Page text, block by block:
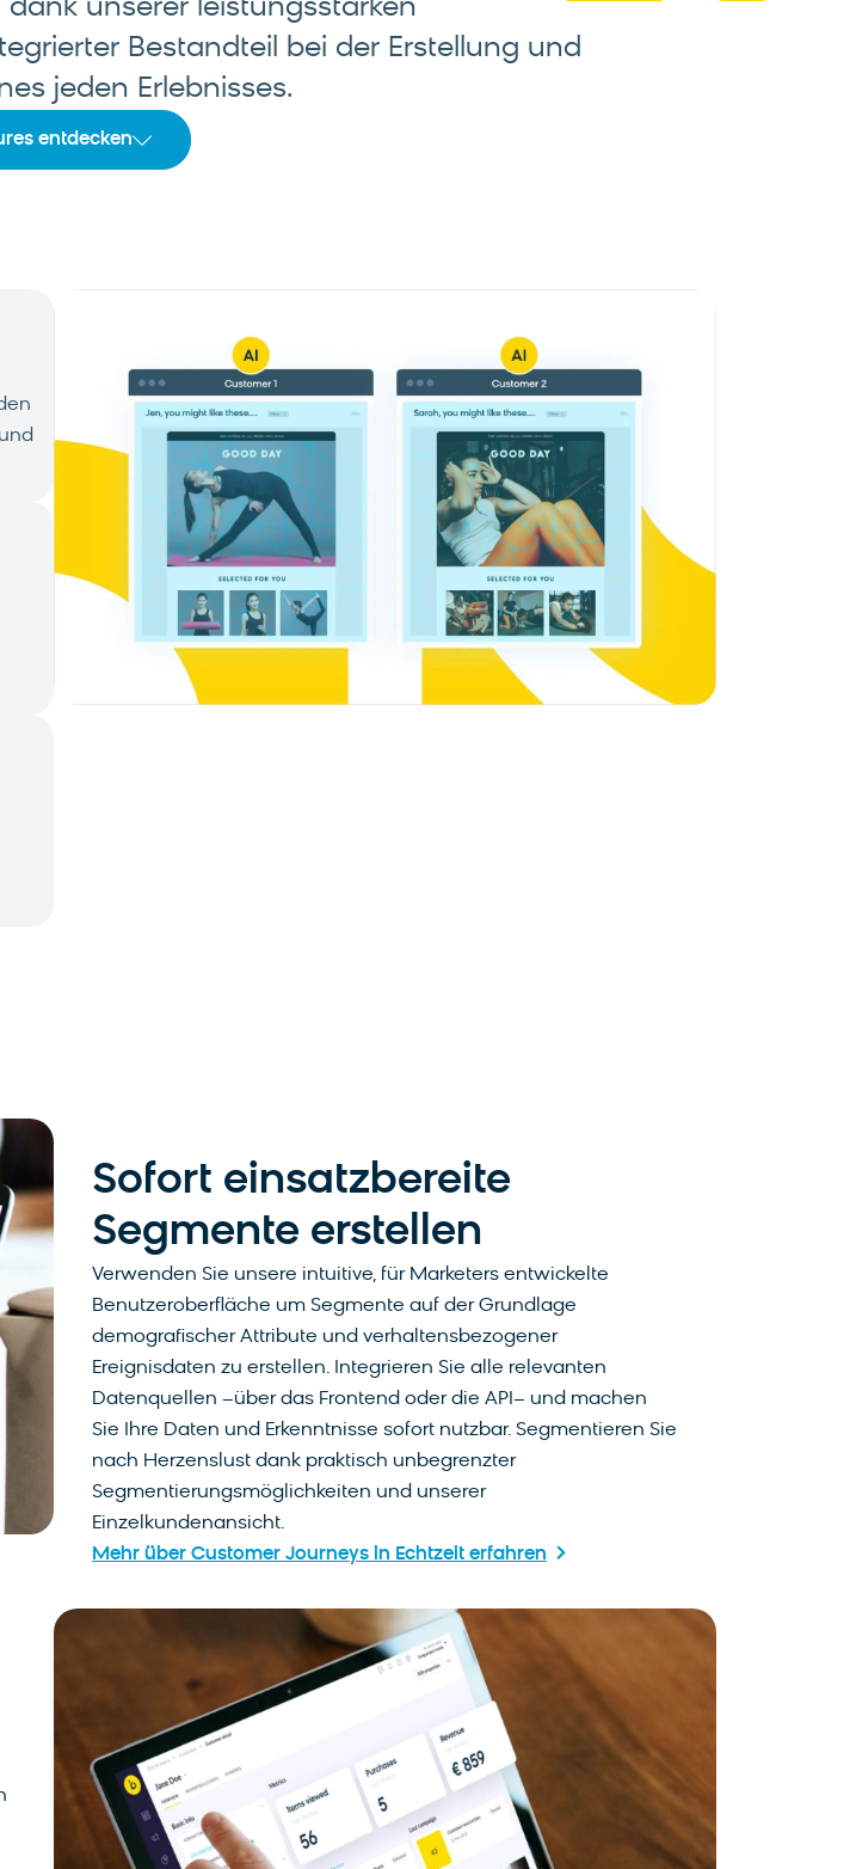
unserer leistungsstarken
Bestandteil bei der Erstellung und
jeden Erlebnisses.
entdecken
Sofort einsatzbereite
Segmente erstellen
Verwenden Sie unsere intuitive, für Marketers entwickelte
Benutzeroberfläche um Segmente auf der Grundlage
demografischer Attribute und verhaltensbezogener
Ereignisdaten zu erstellen. Integrieren Sie alle relevanten
Datenquellen –über das Frontend oder die API– und machen
Sie Ihre Daten und Erkenntnisse sofort nutzbar. Segmentieren Sie
nach Herzenslust dank praktisch unbegrenzter
Segmentierungsmöglichkeiten und unserer
Einzelkundenansicht.
Mehr über Customer Journeys in Echtzeit erfahren